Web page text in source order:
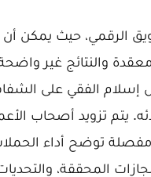
الرقمي، حيث يمكن
والنتائج غير
الفقي على
يتم تزويد أصحاب
ومفصلة توضح أداء
المحققة،